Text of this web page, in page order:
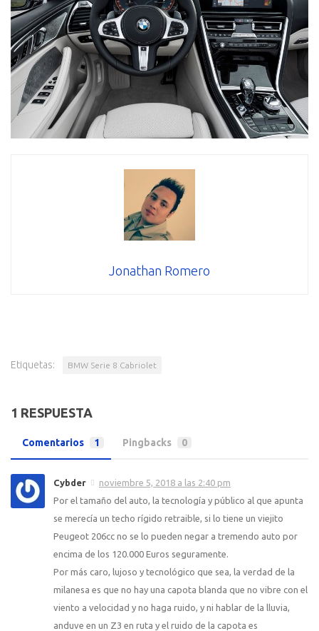
Jonathan Romero
Etiquetas: BMW Serie 8 Cabriolet
1 RESPUESTA
Comentarios 1 Pingbacks 0
Cybder
noviembre 5, 2018 a las 2:40 pm
Por el tamaño del auto, la tecnología y público al que apunta
se merecía un techo rígido retraible, si lo tiene un viejito
Peugeot 206cc no se lo pueden negar a tremendo auto por
encima de los 120.000 Euros seguramente.
Por más caro, lujoso y tecnológico que sea, la verdad de la
milanesa es que no hay una capota blanda que no vibre con el
viento a velocidad y no haga ruido, y ni hablar de la lluvia,
anduve en un Z3 en ruta y el ruido de la capota es